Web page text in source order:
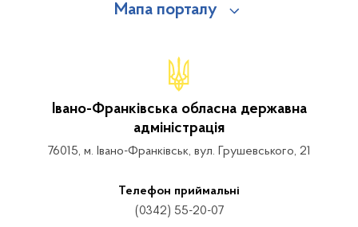
Мапа порталу
Івано-Франківська обласна державна
адміністрація
76015, м. Івано-Франківськ, вул. Грушевського, 21
Телефон приймальні
(0342) 55-20-07